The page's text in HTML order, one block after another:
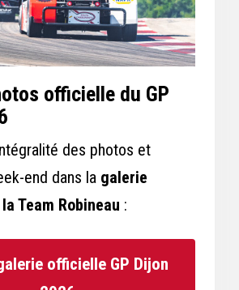
officielle du GP
des photos et
end dans la galerie
Team Robineau :
officielle GP Dijon